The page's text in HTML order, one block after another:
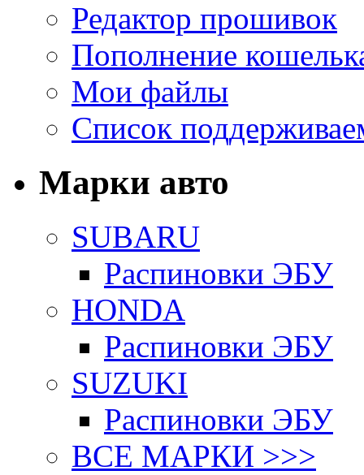
Редактор прошивок
Пополнение
Мои файлы
Список
Марки авто
SUBARU
Распиновки ЭБУ
HONDA
Распиновки ЭБУ
SUZUKI
Распиновки ЭБУ
ВСЕ МАРКИ >>>